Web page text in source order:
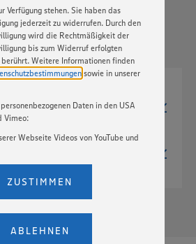
Verfügung stehen. Sie haben das
jederzeit zu widerrufen. Durch den
wird die Rechtmäßigkeit der
bis zum Widerruf erfolgten
Weitere Informationen finden
sowie in unserer
Daten in den USA
Vimeo:
Webseite Videos von YouTube und
YouTube und Vimeo zu ändern,
(IP-Adresse, Zeitstempel, ggf.
unserer Webseite) an die Anbieter der
Vimeo in den USA übermittelt und
Der EuGH sieht die USA als Land
Standards nicht
ABLEHNEN
ZUSTIMMEN
705px x 600px
456 kB
TIF
1,6 MB